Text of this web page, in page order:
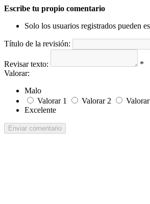
Escribe tu propio comentario
Solo los usuarios registrados pueden
Título de la revisión:
Revisar texto:
*
Valorar:
Malo
Valorar 1
Valorar 2
Excelente
Enviar comentario